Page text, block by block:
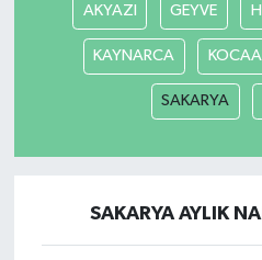
AKYAZI GEYVE
KAYNARCA
SAKARYA
SAKARYA AYLIK